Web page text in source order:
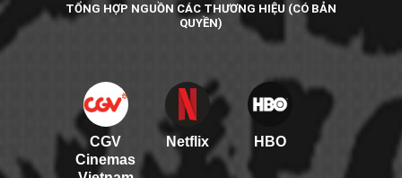
TỔNG HỢP NGUỒN CÁC THƯƠNG HIỆU (CÓ BẢN
QUYỀN)
CGV
Cinemas
Netflix HBO